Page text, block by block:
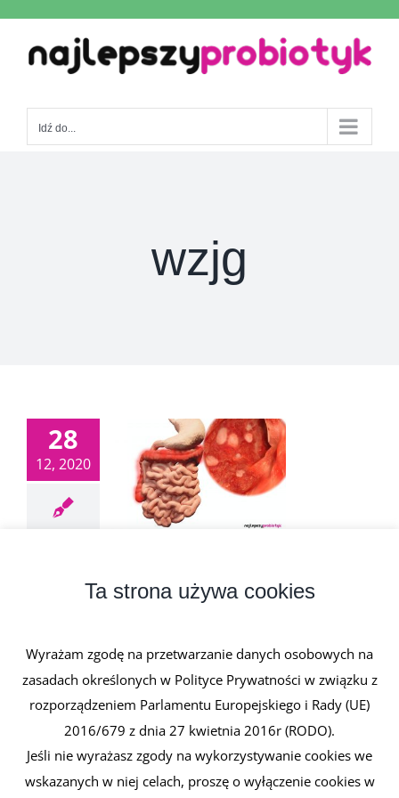
content
Idź do...
wzjg
28
12, 2020
28 grudnia, 2020 | 0 komentarzy
nieswoisty proces zapalny błony [...]
Ta strona używa cookies
Wyrażam zgodę na przetwarzanie danych osobowych na
zasadach określonych w Polityce Prywatności w związku z
rozporządzeniem Parlamentu Europejskiego i Rady (UE)
2016/679 z dnia 27 kwietnia 2016r (RODO).
Jeśli nie wyrażasz zgody na wykorzystywanie cookies we
wskazanych w niej celach, proszę o wyłączenie cookies w